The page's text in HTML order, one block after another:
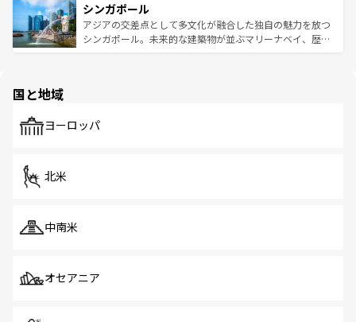
参照してほしい。
激する。気候は一年中温暖で、どの季節にも異なる楽しみ
が待っている。親しみやすいタイの人々、仏教を中心とし
た文化、そして多様な観光資源が、訪れる旅人を魅了し続
み、どこを訪れても感動するはず。観光スポットが密集し
ており、効率よく見どころを回れるのも魅力。息をのむよ
うな絶景から文化的な体験まで、香港を存分に楽しみ尽く
シンガポール
アジアの交差点として多文化が融合した独自の魅力を放つ
シンガポール。未来的な建築物が並ぶマリーナベイ、歴史
で、ホーカーズは地元の風情を楽しめる外せないスポット
国と地域
ヨーロッパ
北米
中南米
オセアニア